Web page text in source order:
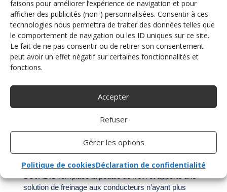
faisons pour améliorer l’expérience de navigation et pour
afficher des publicités (non-) personnalisées. Consentir à ces
technologies nous permettra de traiter des données telles que
le comportement de navigation ou les ID uniques sur ce site.
Le fait de ne pas consentir ou de retirer son consentement
peut avoir un effet négatif sur certaines fonctionnalités et
fonctions.
Accepter
Refuser
Gérer les options
Politique de cookiesDéclaration de confidentialité
CERCLE AU VOLANT
En remplacement de la pédale d’accélérateur pied
droit, le cercle au volant constitue aujourd’hui un
équipement historique et traditionnel de l’handiconduite.
Le système d’accélération CERCLACCEL, installé
peut être fixe ou peut se déclipser de son support.
FREIN AU VOLANT
Le frein au volant STOPDIS développé par
solution de freinage aux conducteurs n’ayant plus